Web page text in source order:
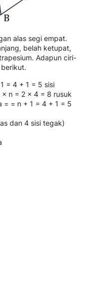
alas segi empat.
belah ketupat,
Adapun ciri-
= 4 + 1 = 5 sisi
n = 2 × 4 = 8 rusuk
= = n + 1 = 4 + 1 = 5
dan 4 sisi tegak)